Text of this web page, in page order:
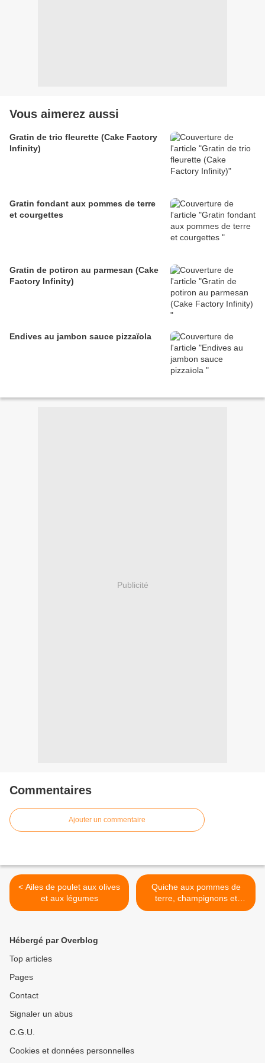
Vous aimerez aussi
Gratin de trio fleurette (Cake Factory
Infinity)
Gratin fondant aux pommes de terre
et courgettes
Gratin de potiron au parmesan (Cake
Factory Infinity)
Endives au jambon sauce pizzaïola
Publicité
Commentaires
Ajouter un commentaire
< Ailes de poulet aux olives
et aux légumes
Quiche aux pommes de
terre, champignons et
chorizo (four Omnia) >
Hébergé par Overblog
Top articles
Pages
Contact
Signaler un abus
C.G.U.
Cookies et données personnelles